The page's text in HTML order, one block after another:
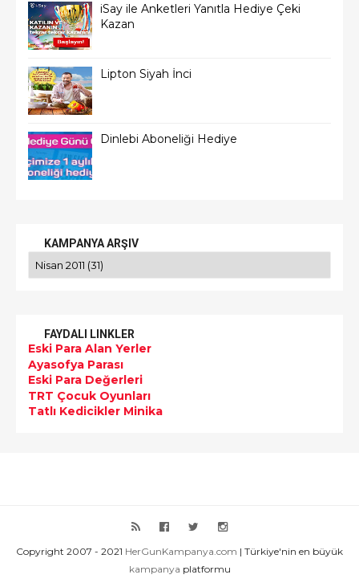
iSay ile Anketleri Yanıtla Hediye Çeki
Kazan
Lipton Siyah İnci
Dinlebi Aboneliği Hediye
KAMPANYA ARŞIV
FAYDALI LINKLER
Eski Para Alan Yerler
Ayasofya Parası
Eski Para Değerleri
TRT Çocuk Oyunları
Tatlı Kedicikler Minika
Copyright 2007 - 2021 HerGunKampanya.com | Türkiye'nin en büyük
kampanya platformu